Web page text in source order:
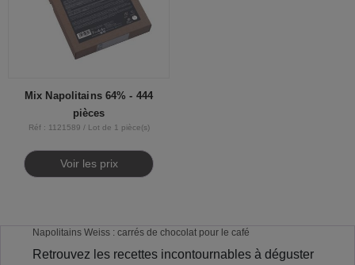
Mix Napolitains 64% - 444
pièces
Réf : 1121589 / Lot de 1 pièce(s)
Voir les prix
Napolitains Weiss : carrés de chocolat pour le café
Retrouvez les recettes incontournables à déguster